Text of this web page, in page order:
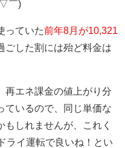
▽￣)
っていた前年8月が10,321
ごした割には殆ど料金は
再エネ課金の値上がり分
ているので、同じ単価な
しれませんが、これく
ライ運転で良いね！とい